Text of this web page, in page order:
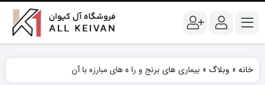
خانه » وبلاگ » بیماری های برنج و را ه های مبارزه با آن